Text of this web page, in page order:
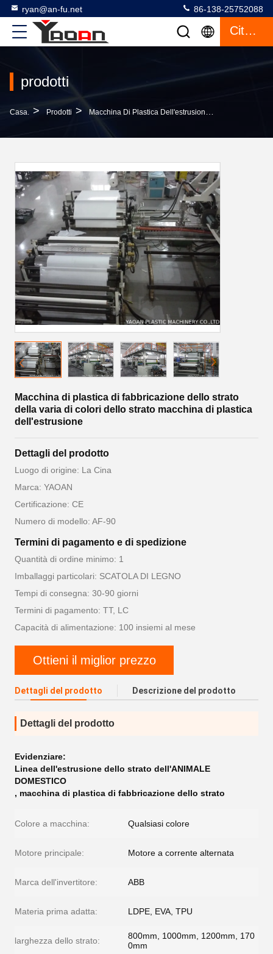
ryan@an-fu.net 86-138-25752088
Citazione
prodotti
Casa. > Prodotti > Macchina Di Plastica Dell'estrusione Dello Strato
Macchina di plastica di fabbricazione dello strato
della varia di colori dello strato macchina di plastica
dell'estrusione
Dettagli del prodotto
Luogo di origine: La Cina
Marca: YAOAN
Certificazione: CE
Numero di modello: AF-90
Termini di pagamento e di spedizione
Quantità di ordine minimo: 1
Imballaggi particolari: SCATOLA DI LEGNO
Tempi di consegna: 30-90 giorni
Termini di pagamento: TT, LC
Capacità di alimentazione: 100 insiemi al mese
Ottieni il miglior prezzo
Dettagli del prodotto Descrizione del prodotto
Dettagli del prodotto
Evidenziare:
Linea dell'estrusione dello strato dell'ANIMALE
DOMESTICO
, macchina di plastica di fabbricazione dello strato
Colore a macchina: Qualsiasi colore
Motore principale: Motore a corrente alternata
Marca dell'invertitore: ABB
Materia prima adatta: LDPE, EVA, TPU
larghezza dello strato:
800mm, 1000mm, 1200mm, 170
0mm